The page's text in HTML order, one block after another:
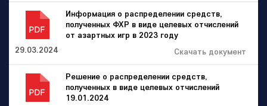
29.03.2024
Информация о распределении средств,
полученных ФХР в виде целевых отчислений
от азартных игр в 2023 году
Скачать документ
Решение о распределении средств,
полученных в виде целевых отчислений
19.01.2024